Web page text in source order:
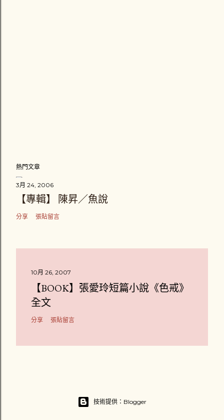
熱門文章
3月 24, 2006
【專輯】 陳昇／魚說
分享 張貼留言
10月 26, 2007
【BOOK】張愛玲短篇小說《色戒》
全文
分享 張貼留言
技術提供：Blogger